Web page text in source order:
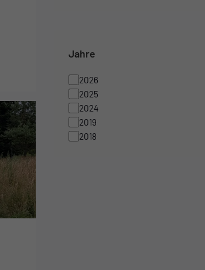
Jahre
2026
2025
2024
2019
2018